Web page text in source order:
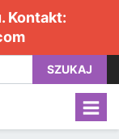
Kontakt:
SZUKAJ